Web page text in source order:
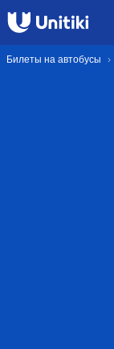
Билеты на автобусы